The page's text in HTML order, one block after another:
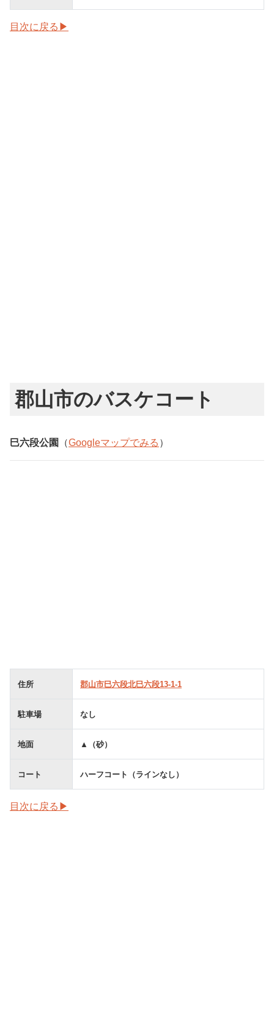
目次に戻る▶
郡山市のバスケコート
巳六段公園 （Googleマップでみる ）
住所 郡山市巳六段北巳六段13-1-1
駐車場 なし
地面 ▲（砂）
コート ハーフコート（ラインなし）
目次に戻る▶